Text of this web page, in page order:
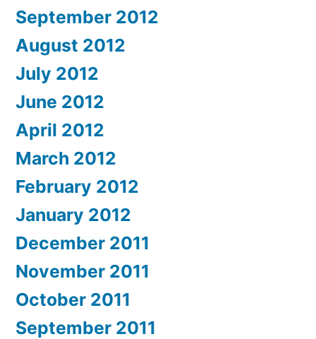
September 2012
August 2012
July 2012
June 2012
April 2012
March 2012
February 2012
January 2012
December 2011
November 2011
October 2011
September 2011